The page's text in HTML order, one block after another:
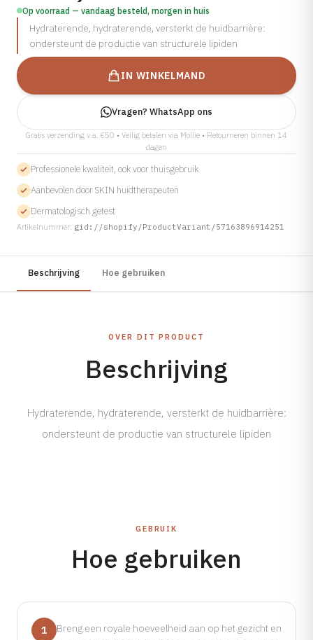
Bekijk alle aandoeningen →
Cosmelan
Dermamelan Intimate
Milia Verwijderen
IPL Behandeling
Fractionele Laser
Laser Behandeling
LED Lichttherapie
Ontharen
Cryo Therapie
Op voorraad — vandaag besteld, morgen in huis
Hydraterende, hydraterende, versterkt de huidbarrière:
ondersteunt de productie van structurele lipiden
IN WINKELMAND
Vragen? WhatsApp ons
Gratis verzending v.a. €50 • Veilig betalen via Mollie • Retourneren binnen 14
dagen
Professionele kwaliteit, ook voor thuisgebruik
Aanbevolen door SKIN huidtherapeuten
Dermatologisch getest
Artikelnummer: gid://shopify/ProductVariant/57163896914251
Beschrijving Hoe gebruiken
OVER DIT PRODUCT
Beschrijving
Hydraterende, hydraterende, versterkt de huidbarrière:
ondersteunt de productie van structurele lipiden
GEBRUIK
Hoe gebruiken
1
Breng een royale hoeveelheid aan op het gezicht en